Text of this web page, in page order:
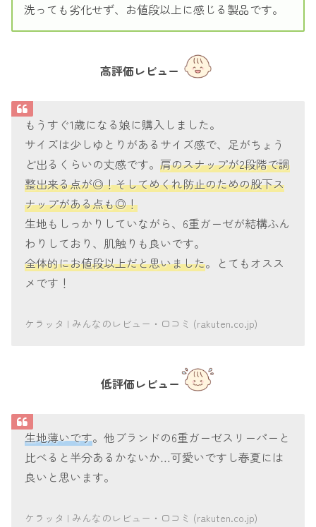
洗っても劣化せず、お値段以上に感じる製品です。
高評価レビュー
もうすぐ1歳になる娘に購入しました。
サイズは少しゆとりがあるサイズ感で、足がちょう
ど出るくらいの丈感です。肩のスナップが2段階で調
整出来る点が◎！そしてめくれ防止のための股下ス
ナップがある点も◎！
生地もしっかりしていながら、6重ガーゼが結構ふん
わりしており、肌触りも良いです。
全体的にお値段以上だと思いました。とてもオスス
メです！
ケラッタ | みんなのレビュー・口コミ (rakuten.co.jp)
低評価レビュー
生地薄いです。他ブランドの6重ガーゼスリーパーと
比べると半分あるかないか…可愛いですし春夏には
良いと思います。
ケラッタ | みんなのレビュー・口コミ (rakuten.co.jp)